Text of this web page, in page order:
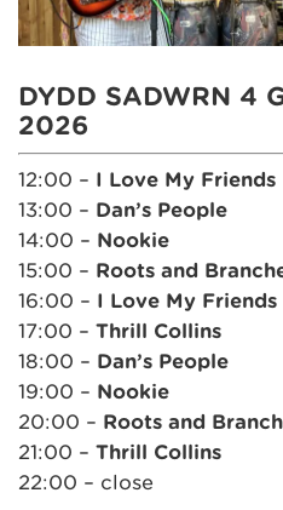
DYDD SADWRN 4
2026
12:00 – I Love My Friends
13:00 – Dan’s People
14:00 – Nookie
15:00 – Roots and
16:00 – I Love My Friends
17:00 – Thrill Collins
18:00 – Dan’s People
19:00 – Nookie
20:00 – Roots and
21:00 – Thrill Collins
22:00 – close